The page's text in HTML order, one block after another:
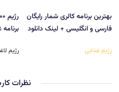
بهترین برنامه کالری شمار رایگان
فارسی و انگلیسی + لینک دانلود
رژیم غذایی
برنامه
رژیم
نظرات